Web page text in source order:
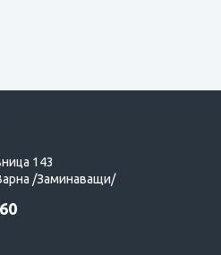
143
/Заминаващи/